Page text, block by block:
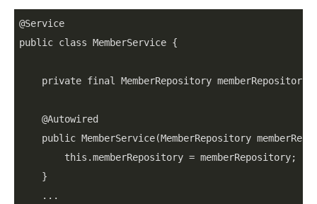
@Service
public class MemberService {
    private final MemberRepository memberRepository;
    @Autowired
public MemberService(MemberRepository
        this.memberRepository = memberRepository;
    }
    ...